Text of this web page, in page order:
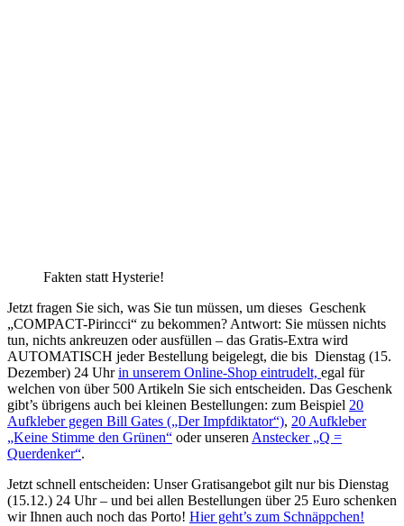
Fakten statt Hysterie!
Jetzt fragen Sie sich, was Sie tun müssen, um dieses Geschenk
„COMPACT-Pirincci“ zu bekommen? Antwort: Sie müssen nichts
tun, nichts ankreuzen oder ausfüllen – das Gratis-Extra wird
AUTOMATISCH jeder Bestellung beigelegt, die bis Dienstag (15.
Dezember) 24 Uhrin unserem Online-Shop eintrudelt, egal für
welchen von über 500 Artikeln Sie sich entscheiden. Das Geschenk
gibt’s übrigens auch bei kleinen Bestellungen: zum Beispiel 20
Aufkleber gegen Bill Gates („Der Impfdiktator“), 20 Aufkleber
„Keine Stimme den Grünen“ oder unseren Anstecker „Q =
Querdenker“.
Jetzt schnell entscheiden: Unser Gratisangebot gilt nur bis Dienstag
(15.12.) 24 Uhr – und bei allen Bestellungen über 25 Euro schenken
wir Ihnen auch noch das Porto! Hier geht’s zum Schnäppchen!